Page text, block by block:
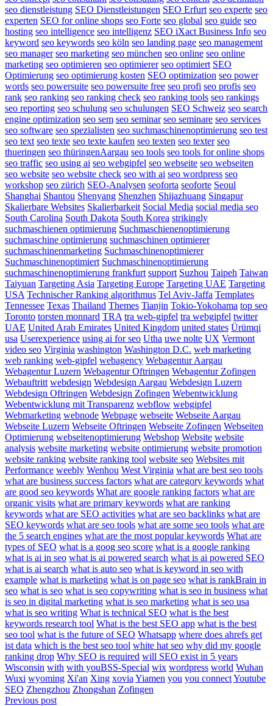
seo dienstleistung SEO Dienstleistungen SEO Erfurt seo experte seo
experten SEO for online shops seo Forte seo global seo guide seo
hosting seo intelligence seo intelligenz SEO iXact Business Info seo
keyword seo keywords seo köln seo landing page seo management
seo manager seo marketing seo münchen seo online seo online
marketing seo optimieren seo optimierer seo optimiert SEO
Optimierung seo optimierung kosten SEO optimization seo power
words seo powersuite seo powersuite free seo profi seo profis seo
rank seo ranking seo ranking check seo ranking tools seo rankings
seo reporting seo schulung seo schulungen SEO Schweiz seo search
engine optimization seo sem seo seminar seo seminare seo services
seo software seo spezialisten seo suchmaschinenoptimierung seo test
seo text seo texte seo texte kaufen seo texten seo texter seo
thueringen seo thüringenAargau seo tools seo tools for online shops
seo traffic seo using ai seo webgipfel seo webseite seo webseiten
seo website seo website check seo with ai seo wordpress seo
workshop seo zürich SEO-Analysen seoforta seoforte Seoul
Shanghai Shantou Shenyang Shenzhen Shijazhuang Singapur
Skalierbare Websites Skalierbarkeit Social Media social media seo
South Carolina South Dakota South Korea strikingly
suchmaschienen optimierung Suchmaschienenoptimierung
suchmaschine optimierung suchmaschinen optimierer
suchmaschinenmarketing Suchmaschinenoptimierer
Suchmaschinenoptimiert Suchmaschinenoptimierung
suchmaschinenoptimierung frankfurt support Suzhou Taipeh Taiwan
Taiyuan Targeting Asia Targeting Europe Targeting UAE Targeting
USA Technischer Ranking algorithmus Tel Aviv-Jaffa Templates
Tennessee Texas Thailand Themes Tianjin Tokio-Yokohama top seo
Toronto torsten monnard TRA tra web-gipfel tra webgipfel twitter
UAE United Arab Emirates United Kingdom united states Ürümqi
usa Userexperience using ai for seo Utha uwe nolte UX Vermont
video seo Virginia washington Washington D.C. web marketing
web ranking web-gipfel webagency Webagentur Aargau
Webagentur Luzern Webagentur Oftringen Webagentur Zofingen
Webauftritt webdesign Webdesign Aargau Webdesign Luzern
Webdesign Oftringen Webdesign Zofingen Webentwicklung
Webentwicklung mit Transparenz webflow webgipfel
Webmarketing webnode Webpage webseite Webseite Aargau
Webseite Luzern Webseite Oftringen Webseite Zofingen Webseiten
Optimierung webseitenoptimierung Webshop Website website
analysis website marketing website optimierung website promotion
website ranking website ranking tool website seo Websites mit
Performance weebly Wenhou West Virginia what are best seo tools
what are business success factors what are category keywords what
are good seo keywords What are google ranking factors what are
organic visits what are primary keywords what are ranking
keywords what are SEO activities what are seo backlinks what are
SEO keywords what are seo tools what are some seo tools what are
the 5 search engines what are the most popular keywords What are
types of SEO what is a goog seo score what is a google ranking
what is ai in seo what is ai powered search what is ai powered SEO
what is ai search what is auto seo what is keyword in seo with
example what is marketing what is on page seo what is rankBrain in
seo what is seo what is seo copywriting what is seo in business what
is seo in digital marketing what is seo marketing what is seo usa
what is seo writing What is technical SEO what is the best
keywords research tool What is the best SEO app what is the best
seo tool what is the future of SEO Whatsapp where does ahrefs get
ist data which is the best seo tool white hat seo why did my google
ranking drop Why SEO is required will SEO exist in 5 years
Wisconsin with with youBSS-Special wix wordpress world Wuhan
Wuxi wyoming Xi'an Xing xovia Yiamen you you connectYoutube
SEO Zhengzhou Zhongshan Zofingen
Previous post